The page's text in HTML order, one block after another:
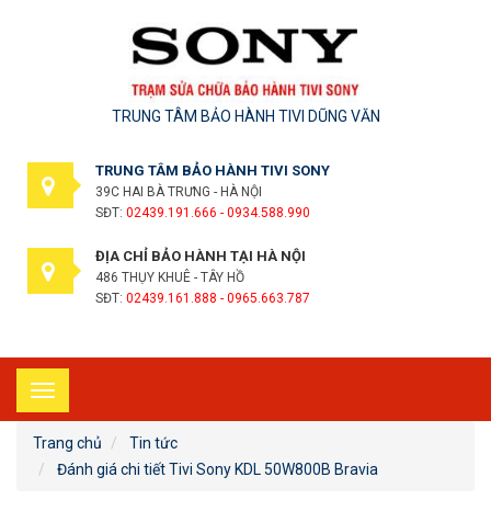
TRUNG TÂM BẢO HÀNH TIVI DŨNG VĂN
TRUNG TÂM BẢO HÀNH TIVI SONY
39C HAI BÀ TRƯNG - HÀ NỘI
SĐT: 02439.191.666 - 0934.588.990
ĐỊA CHỈ BẢO HÀNH TẠI HÀ NỘI
486 THỤY KHUÊ - TÂY HỒ
SĐT: 02439.161.888 - 0965.663.787
Toggle
navigation
Trang chủ
Tin tức
Đánh giá chi tiết Tivi Sony KDL 50W800B Bravia